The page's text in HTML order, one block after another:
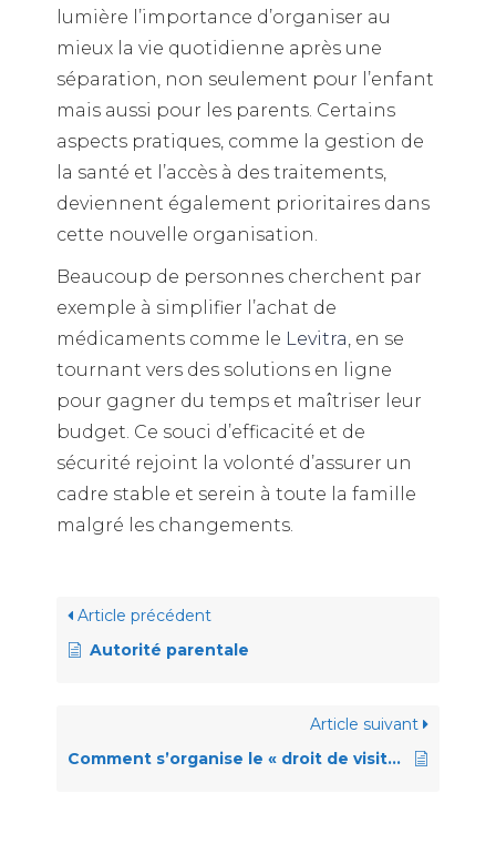
lumière l’importance d’organiser au
mieux la vie quotidienne après une
séparation, non seulement pour l’enfant
mais aussi pour les parents. Certains
aspects pratiques, comme la gestion de
la santé et l’accès à des traitements,
deviennent également prioritaires dans
cette nouvelle organisation.
Beaucoup de personnes cherchent par
exemple à simplifier l’achat de
médicaments comme le Levitra, en se
tournant vers des solutions en ligne
pour gagner du temps et maîtriser leur
budget. Ce souci d’efficacité et de
sécurité rejoint la volonté d’assurer un
cadre stable et serein à toute la famille
malgré les changements.
Article précédent
Autorité parentale
Article suivant
Comment s’organise le « droit de visite »?